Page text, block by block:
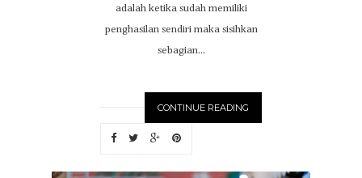
adalah ketika sudah memiliki
penghasilan sendiri maka sisihkan
sebagian...
CONTINUE READING